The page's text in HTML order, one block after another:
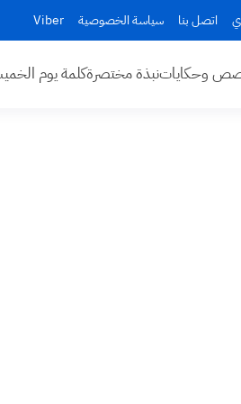
اتصل بنا سياسة الخصوصية Viber
وحكاياتنبذة مختصرةكلمة يوم